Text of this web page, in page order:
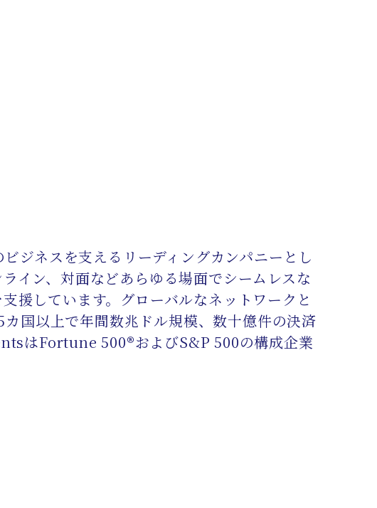
ネスを支えるリーディングカンパニーとし
イン、対面などあらゆる場面でシームレスな
援しています。グローバルなネットワークと
国以上で年間数兆ドル規模、数十億件の決済
はFortune 500®およびS&P 500の構成企業